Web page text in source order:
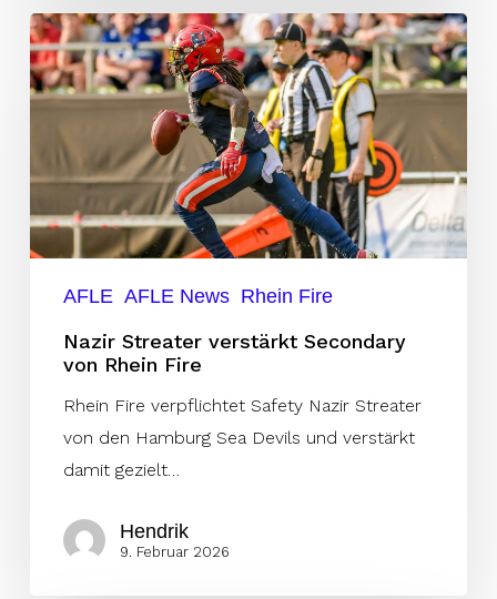
Nazir
Streater
verstärkt
Rhein
Fire
AFLE AFLE News Rhein Fire
Nazir Streater verstärkt Secondary
von Rhein Fire
Rhein Fire verpflichtet Safety Nazir Streater
von den Hamburg Sea Devils und verstärkt
damit gezielt…
Hendrik
9. Februar 2026